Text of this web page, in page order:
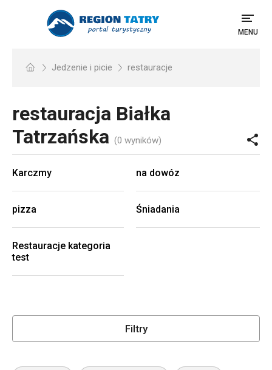
MENU
Jedzenie i picie restauracje
restauracja Białka
Tatrzańska (0 wyników)
Karczmy na dowóz
pizza Śniadania
Restauracje kategoria
test
Filtry